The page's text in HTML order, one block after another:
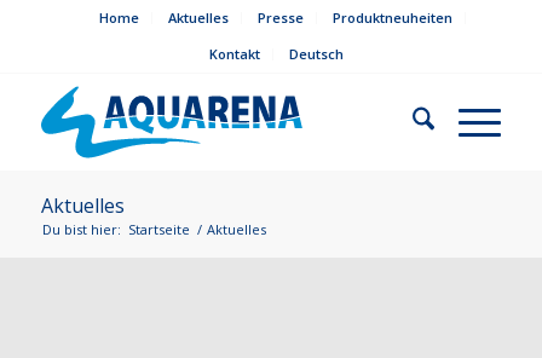
Home Aktuelles Presse
Produktneuheiten
Kontakt
Deutsch
Aktuelles
Du bist hier: Startseite / Aktuelles